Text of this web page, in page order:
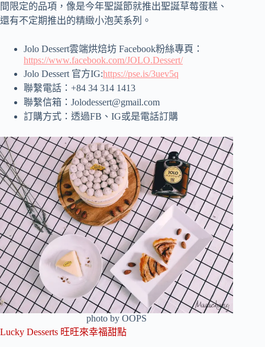
間限定的品項，像是今年聖誕節就推出聖誕草莓蛋糕、
還有不定期推出的精緻小泡芙系列。
Jolo Dessert雲端烘焙坊 Facebook粉絲專頁：
https://www.facebook.com/JOLO.Dessert/
Jolo Dessert 官方IG:https://pse.is/3uev5q
聯繫電話：+84 34 314 1413
聯繫信箱：Jolodessert@gmail.com
訂購方式：透過FB、IG或是電話訂購
photo by OOPS
Lucky Desserts 旺旺來幸福甜點